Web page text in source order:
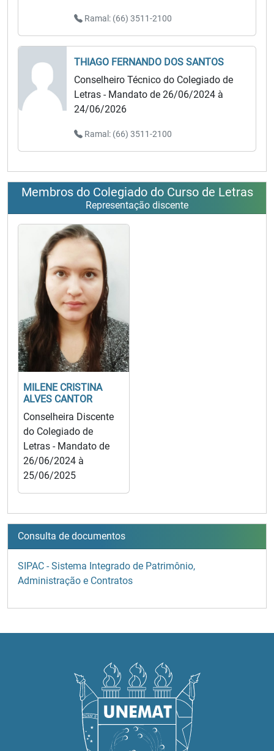
Ramal: (66) 3511-2100
THIAGO FERNANDO DOS SANTOS
Conselheiro Técnico do Colegiado de
Letras - Mandato de 26/06/2024 à
24/06/2026
Ramal: (66) 3511-2100
Membros do Colegiado do Curso de Letras
Representação discente
MILENE CRISTINA
ALVES CANTOR
Conselheira Discente
do Colegiado de
Letras - Mandato de
26/06/2024 à
25/06/2025
Consulta de documentos
SIPAC - Sistema Integrado de Patrimônio,
Administração e Contratos